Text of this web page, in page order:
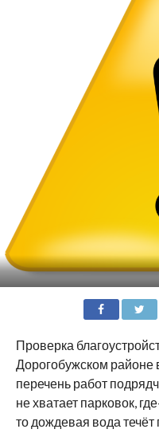
Проверка
Дорогобужском
перечень работ
не хватает парковок,
то дождевая вода